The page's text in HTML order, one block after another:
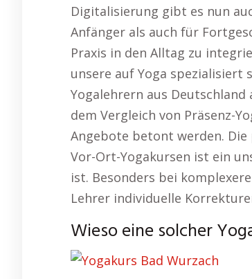
Digitalisierung gibt es nun
Anfänger als auch für
Praxis in den Alltag zu
unsere auf Yoga spezialisiert
Yogalehrern aus
dem Vergleich von Präsenz-
Angebote betont werden. Die
Vor-Ort-Yogakursen ist ein
ist. Besonders bei
Lehrer individuelle
Wieso eine solcher